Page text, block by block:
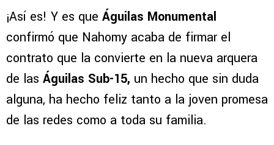
¡Así es! Y es que Águilas Monumental
confirmó que Nahomy acaba de firmar el
contrato que la convierte en la nueva arquera
de las Águilas Sub-15, un hecho que sin duda
alguna, ha hecho feliz tanto a la joven promesa
de las redes como a toda su familia.